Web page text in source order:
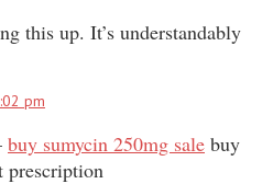
this up. It’s understandably
pm
buy sumycin 250mg sale buy
prescription